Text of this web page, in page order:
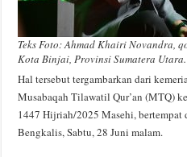
Teks Foto: Ahmad Khairi Novandra,
Kota Binjai, Provinsi Sumatera Utara.
Hal tersebut tergambarkan dari
Musabaqah Tilawatil Qur’an (MTQ)
1447 Hijriah/2025 Masehi, bertempat
Bengkalis, Sabtu, 28 Juni malam.